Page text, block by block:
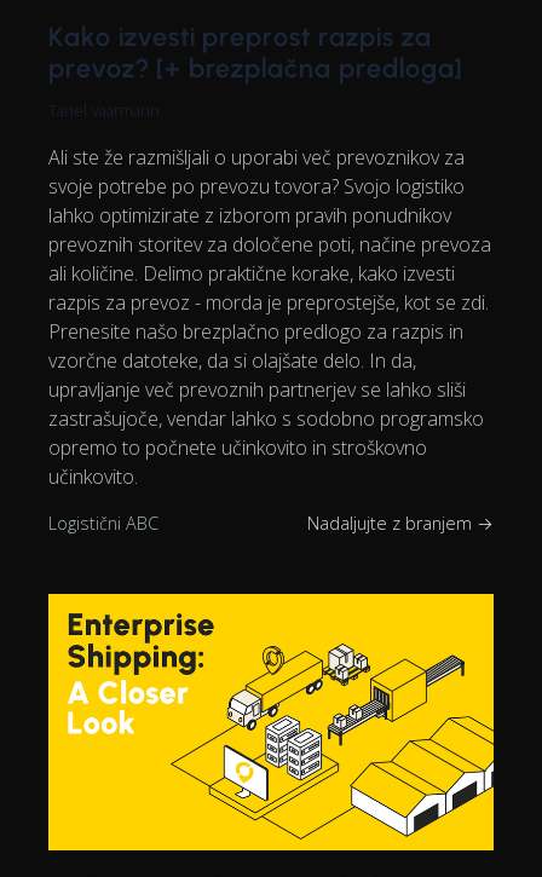
Kako izvesti preprost razpis za
prevoz? [+ brezplačna predloga]
Tanel Vaarmann
Ali ste že razmišljali o uporabi več prevoznikov za
svoje potrebe po prevozu tovora? Svojo logistiko
lahko optimizirate z izborom pravih ponudnikov
prevoznih storitev za določene poti, načine prevoza
ali količine. Delimo praktične korake, kako izvesti
razpis za prevoz - morda je preprostejše, kot se zdi.
Prenesite našo brezplačno predlogo za razpis in
vzorčne datoteke, da si olajšate delo. In da,
upravljanje več prevoznih partnerjev se lahko sliši
zastrašujoče, vendar lahko s sodobno programsko
opremo to počnete učinkovito in stroškovno
učinkovito.
Logistični ABC Nadaljujte z branjem →